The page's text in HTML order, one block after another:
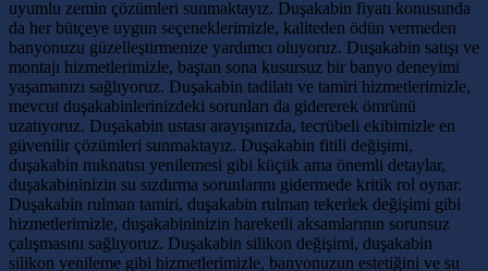
uyumlu zemin çözümleri sunmaktayız. Duşakabin fiyatı konusunda
da her bütçeye uygun seçeneklerimizle, kaliteden ödün vermeden
banyonuzu güzelleştirmenize yardımcı oluyoruz. Duşakabin satışı ve
montajı hizmetlerimizle, baştan sona kusursuz bir banyo deneyimi
yaşamanızı sağlıyoruz. Duşakabin tadilatı ve tamiri hizmetlerimizle,
mevcut duşakabinlerinizdeki sorunları da gidererek ömrünü
uzatıyoruz. Duşakabin ustası arayışınızda, tecrübeli ekibimizle en
güvenilir çözümleri sunmaktayız. Duşakabin fitili değişimi,
duşakabin mıknatısı yenilemesi gibi küçük ama önemli detaylar,
duşakabininizin su sızdırma sorunlarını gidermede kritik rol oynar.
Duşakabin rulman tamiri, duşakabin rulman tekerlek değişimi gibi
hizmetlerimizle, duşakabininizin hareketli aksamlarının sorunsuz
çalışmasını sağlıyoruz. Duşakabin silikon değişimi, duşakabin
silikon yenileme gibi hizmetlerimizle, banyonuzun estetiğini ve su